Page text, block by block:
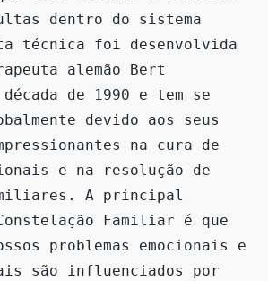
dentro do sistema
técnica foi desenvolvida
alemão Bert
de 1990 e tem se
devido aos seus
na cura de
e na resolução de
A principal
Familiar é que
problemas emocionais e
são influenciados por